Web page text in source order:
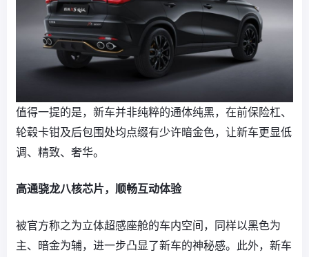
值得一提的是，新车并非纯粹的通体纯黑，在前保险杠、
轮毂卡钳及后包围处均点缀有少许暗金色，让新车更显低
调、精致、奢华。
高通骁龙八核芯片，顺畅互动体验
被官方称之为立体超感座舱的车内空间，同样以黑色为
主、暗金为辅，进一步凸显了新车的神秘感。此外，新车